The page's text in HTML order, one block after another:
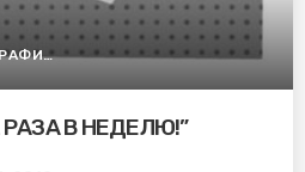
РАЗА В НЕДЕЛЮ!”